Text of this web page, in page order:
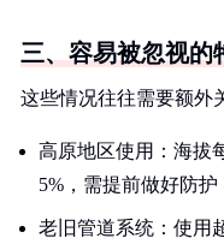
三、容易被忽视的
这些情况往往需要额外
高原地区使用：海拔
5%，需提前做好防护
老旧管道系统：使用